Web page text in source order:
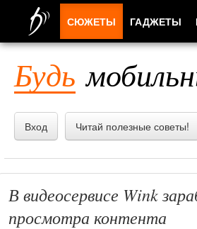
Будь
Вход Читай полезные советы!
В видеосервисе Wink
просмотра контента
СЮЖЕТЫ ГАДЖЕТЫ
ПРИЛОЖЕНИЯ